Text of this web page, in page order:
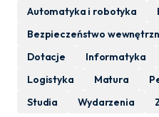
Automatyka i robotyka
Bezpieczeństwo
Dotacje
Informatyka
Logistyka
Matura
Studia
Wydarzenia